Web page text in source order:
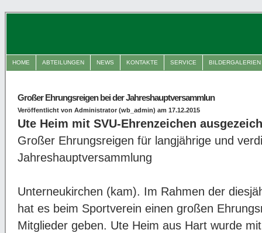
HOME ABTEILUNGEN NEWS KONTAKTE SERVICE BILDERGALERIEN
Großer Ehrungsreigen bei der Jahreshauptversammlun
Veröffentlicht von Administrator (wb_admin) am 17.12.2015
Ute Heim mit SVU-Ehrenzeichen
Großer Ehrungsreigen für langjährige und
Jahreshauptversammlung
Unterneukirchen (kam). Im Rahmen der
hat es beim Sportverein einen großen
Mitglieder geben. Ute Heim aus Hart wurde